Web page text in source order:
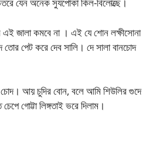
যেন অনেক সুযপোকা কিল-বিলোত্ছে।
এই জালা কমবে না । এই যে শোন লক্ষীসোনা
তোর পেট করে দেব সালি। দে সালা বানচোদ
আয় চুদির বোন, বলে আমি শিউলির গুদে
গোট্টা লিঙ্গতাই ভরে দিলাম।